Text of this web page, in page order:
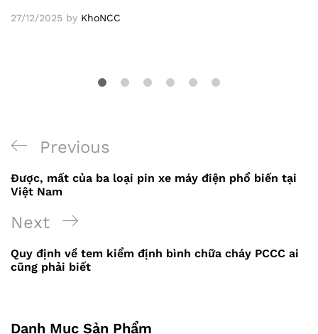
27/12/2025 by KhoNCC
hướng
bài
Previous
Post
Previous
Được, mất của ba loại pin xe máy điện phổ biến tại
Việt Nam
Next
Post
Next
Quy định về tem kiểm định bình chữa cháy PCCC ai
cũng phải biết
Danh Mục Sản Phẩm